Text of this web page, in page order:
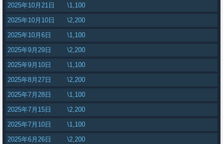
2025年10月21日
\1,100
2025年10月10日
\2,200
2025年10月6日
\1,100
2025年9月29日
\2,200
2025年9月10日
\1,100
2025年8月27日
\2,200
2025年7月28日
\1,100
2025年7月15日
\2,200
2025年7月10日
\1,100
2025年6月26日
\2,200